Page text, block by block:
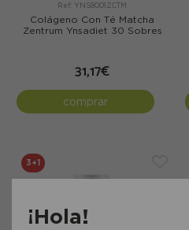
Ref: YNS8001ZCTM
Colágeno Con Té Matcha
Zentrum Ynsadiet 30 Sobres
31,17€
comprar
3+1
¡Hola!